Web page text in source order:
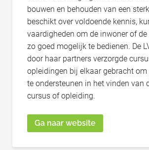
bouwen en behouden van een
beschikt over voldoende kennis,
vaardigheden om de inwoner of de
zo goed mogelijk te bedienen. De
door haar partners verzorgde
opleidingen bij elkaar gebracht om
te ondersteunen in het vinden van
cursus of opleiding.
Ga naar website